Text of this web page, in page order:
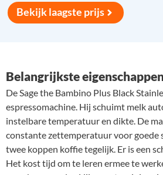
Bekijk laagste prijs
Belangrijkste
De Sage the Bambino Plus Black
espressomachine. Hij schuimt melk
instelbare temperatuur en dikte. De
constante zettemperatuur voor goede
twee koppen koffie tegelijk. Er is een
Het kost tijd om te leren ermee te